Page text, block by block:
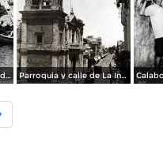
Regatas ( Circulada el 11 de Abril de 1926 ). Parroquia y calle de La Independencia.